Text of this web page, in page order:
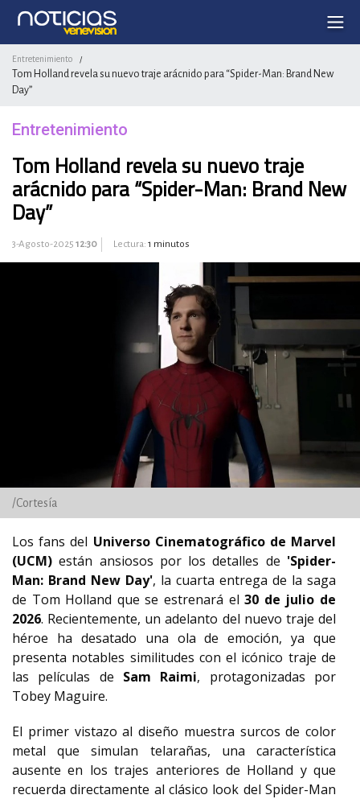
Entretenimiento /
Tom Holland revela su nuevo traje arácnido para “Spider-Man: Brand New
Day”
Entretenimiento
Tom Holland revela su nuevo traje
arácnido para “Spider-Man: Brand New
Day”
3-Agosto-2025 12:30 Lectura: 1 minutos
/Cortesía
Los fans del Universo Cinematográfico de Marvel
(UCM) están ansiosos por los detalles de 'Spider-
Man: Brand New Day', la cuarta entrega de la saga
de Tom Holland que se estrenará el30 de julio de
2026. Recientemente, un adelanto del nuevo traje del
héroe ha desatado una ola de emoción, ya que
presenta notables similitudes con el icónico traje de
las películas de Sam Raimi, protagonizadas por
Tobey Maguire.
El primer vistazo al diseño muestra surcos de color
metal que simulan telarañas, una característica
ausente en los trajes anteriores de Holland y que
recuerda directamente al clásico look del Spider-Man